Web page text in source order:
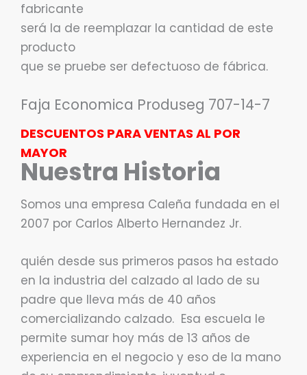
fabricante
será la de reemplazar la cantidad de este
producto
que se pruebe ser defectuoso de fábrica.
Faja Economica Produseg 707-14-7
DESCUENTOS PARA VENTAS AL POR
MAYOR
Nuestra Historia
Somos una empresa Caleña fundada en el
2007 por Carlos Alberto Hernandez Jr.
quién desde sus primeros pasos ha estado
en la industria del calzado al lado de su
padre que lleva más de 40 años
comercializando calzado. Esa escuela le
permite sumar hoy más de 13 años de
experiencia en el negocio y eso de la mano